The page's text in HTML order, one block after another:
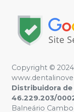
Copyright ©
Distribuidora
46.229.203/
Balneário